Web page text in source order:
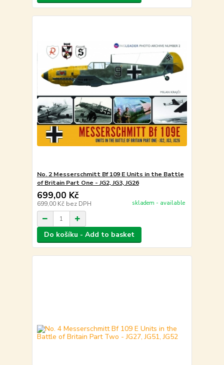
No. 2 Messerschmitt Bf 109 E Units in the Battle
of Britain Part One - JG2, JG3, JG26
699,00 Kč
699,00 Kč bez DPH skladem - available
Do košíku - Add to basket